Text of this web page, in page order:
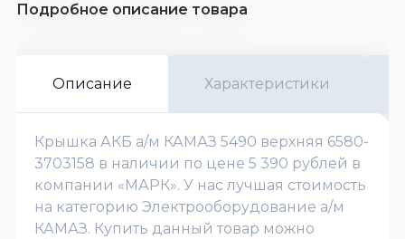
Подробное описание товара
Описание Характеристики
Крышка АКБ а/м КАМАЗ 5490 верхняя 6580-
3703158 в наличии по цене 5 390 рублей в
компании «МАРК». У нас лучшая стоимость
на категорию Электрооборудование а/м
КАМАЗ. Купить данный товар можно